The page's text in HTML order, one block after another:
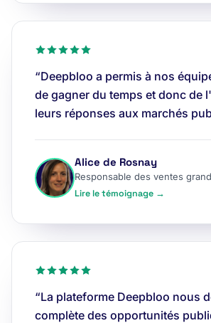
“Deepbloo a permis à nos
de gagner du temps et donc de
leurs réponses aux marchés
Alice de Rosnay
Lire le témoignage →
“La plateforme Deepbloo nous
complète des opportunités